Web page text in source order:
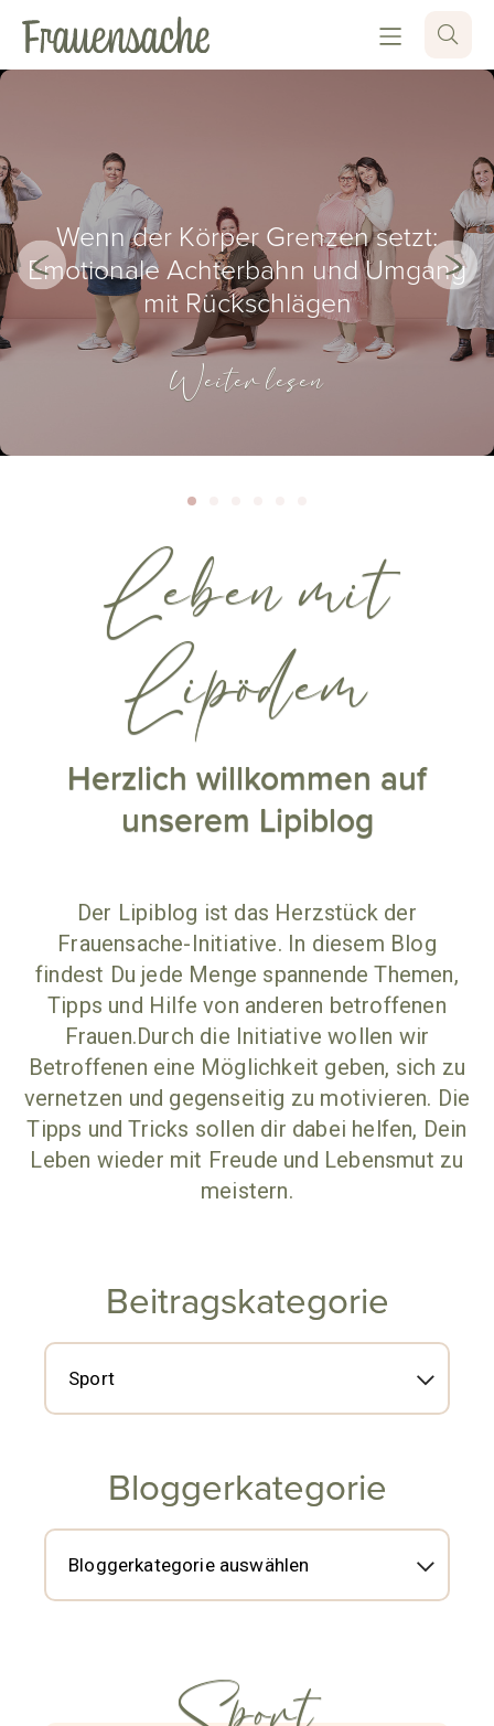
Wenn der Körper Grenzen setzt:
Emotionale Achterbahn und Umgang
mit Rückschlägen
Weiter lesen
Leben mit
Lipödem
Herzlich willkommen auf
unserem Lipiblog
Der Lipiblog ist das Herzstück der
Frauensache-Initiative. In diesem Blog
findest Du jede Menge spannende Themen,
Tipps und Hilfe von anderen betroffenen
Frauen.Durch die Initiative wollen wir
Betroffenen eine Möglichkeit geben, sich zu
vernetzen und gegenseitig zu motivieren. Die
Tipps und Tricks sollen dir dabei helfen, Dein
Leben wieder mit Freude und Lebensmut zu
meistern.
Beitragskategorie
Bloggerkategorie